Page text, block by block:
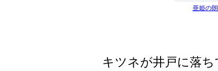
亜姫の
キツネが井戸に落ち